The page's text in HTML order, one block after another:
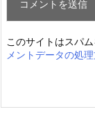
このサイトはスパ
メントデータの処